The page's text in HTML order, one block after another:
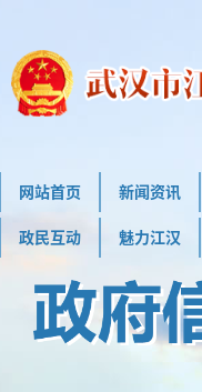
网站首页 新闻资讯
政民互动 魅力江汉